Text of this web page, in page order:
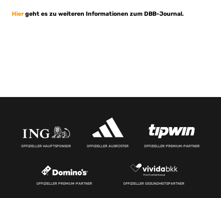
Hiergeht es zu weiteren Informationen zum DBB-Journal.
OFFIZIELLER HAUPTSPONSOR OFFIZIELLER AUSRÜSTER OFFIZIELLER PREMIUM-PARTNER
OFFIZIELLER PREMIUM-PARTNER OFFIZIELLER GESUNDHEITSPARTNER